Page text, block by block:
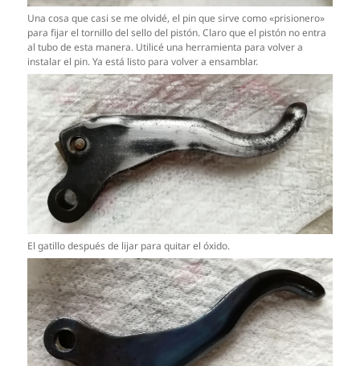
Una cosa que casi se me olvidé, el pin que sirve como «prisionero»
para fijar el tornillo del sello del pistón. Claro que el pistón no entra
al tubo de esta manera. Utilicé una herramienta para volver a
instalar el pin. Ya está listo para volver a ensamblar.
El gatillo después de lijar para quitar el óxido.